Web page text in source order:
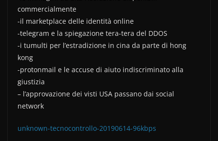
o
o
k
di
commercialmente
-il marketplace delle identità online
-telegram e la spiegazione tera-tera del DDOS
-i tumulti per l’estradizione in cina da parte di hong
kong
-protonmail e le accuse di aiuto indiscriminato alla
giustizia
– l’approvazione dei visti USA passano dai social
network
unknown-tecnocontrollo-20190614-96kbps